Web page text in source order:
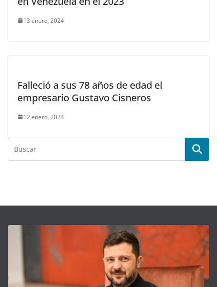
La incendiaria pregunta de un periodista alemán a
8 agosto, 2026